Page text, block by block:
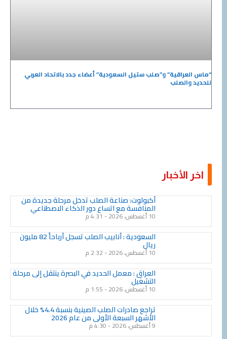
“ماس العراقية” و”صلب ستيل السعودية” أعضاء جدد بالاتحاد العربي
للحديد والصلب
اخر الأخبار
أكبولوت: صناعة الصلب تدخل مرحلة جديدة من
المنافسة مع اتساع دور الذكاء الاصطناعي
10 أغسطس، 2026
السعودية : أنابيب الصلب تسجل أرباحاََ 82 مليون
ريال
10 أغسطس، 2026
العراق : معمل الحديد في البصرة ينتقل إلى مرحلة
التشغيل
10 أغسطس، 2026
تراجع صادرات الصلب الصينية بنسبة 4.4% خلال
الأشهر السبعة الأولى من عام 2026
9 أغسطس، 2026
PagePagePagePagePagePagePagePagePagePage